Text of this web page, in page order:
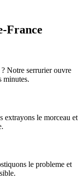
France
Notre serrurier ouvre
minutes.
extrayons le morceau et
le probleme et